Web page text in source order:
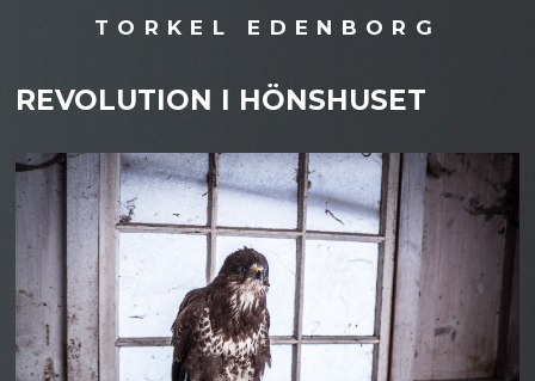
TORKEL EDENBORG
REVOLUTION I HÖNSHUSET